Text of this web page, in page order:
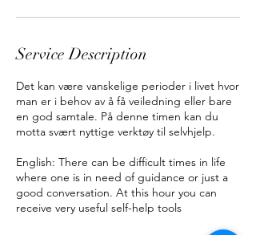
Service Description
Det kan være vanskelige perioder i livet hvor
man er i behov av å få veiledning eller bare
en god samtale. På denne timen kan du
motta svært nyttige verktøy til selvhjelp.
English: There can be difficult times in life
where one is in need of guidance or just a
good conversation. At this hour you can